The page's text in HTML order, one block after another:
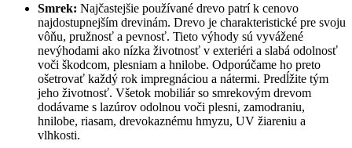
Smrek: Najčastejšie používané drevo patrí k cenovo
najdostupnejším drevinám. Drevo je charakteristické pre svoju
vôňu, pružnosť a pevnosť. Tieto výhody sú vyvážené
nevýhodami ako nízka životnosť v exteriéri a slabá odolnosť
voči škodcom, plesniam a hnilobe. Odporúčame ho preto
ošetrovať každý rok impregnáciou a nátermi. Predĺžite tým
jeho životnosť. Všetok mobiliár so smrekovým drevom
dodávame s lazúrov odolnou voči plesni, zamodraniu,
hnilobe, riasam, drevokaznému hmyzu, UV žiareniu a
vlhkosti.